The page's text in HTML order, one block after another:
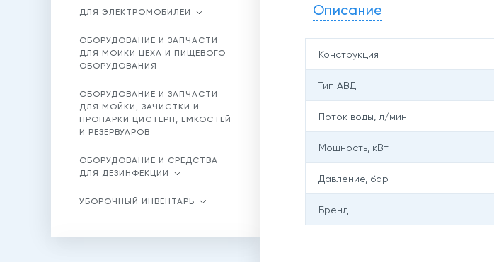
ДЛЯ ЭЛЕКТРОМОБИЛЕЙ
ОБОРУДОВАНИЕ И ЗАПЧАСТИ
ДЛЯ МОЙКИ ЦЕХА И ПИЩЕВОГО
ОБОРУДОВАНИЯ
ОБОРУДОВАНИЕ И ЗАПЧАСТИ
ДЛЯ МОЙКИ, ЗАЧИСТКИ И
ПРОПАРКИ ЦИСТЕРН, ЕМКОСТЕЙ
И РЕЗЕРВУАРОВ
ОБОРУДОВАНИЕ И СРЕДСТВА
ДЛЯ ДЕЗИНФЕКЦИИ
УБОРОЧНЫЙ ИНВЕНТАРЬ
Описание
Конструкция
Тип АВД
Поток воды, л/мин
Мощность, кВт
Давление, бар
Бренд